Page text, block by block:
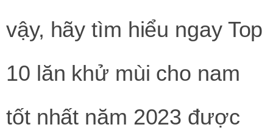
vậy, hãy tìm hiểu ngay Top
10 lăn khử mùi cho nam
tốt nhất năm 2023 được